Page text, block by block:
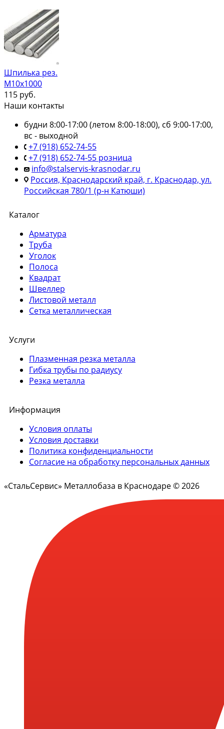
Шпилька рез.
М10х1000
115 руб.
Наши контакты
будни 8:00-17:00 (летом 8:00-18:00), сб 9:00-17:00,
вс - выходной
+7 (918) 652-74-55
+7 (918) 652-74-55 розница
info@stalservis-krasnodar.ru
Россия, Краснодарский край, г. Краснодар, ул.
Российская 780/1 (р-н Катюши)
Каталог
Арматура
Труба
Уголок
Полоса
Квадрат
Швеллер
Листовой металл
Сетка металлическая
Услуги
Плазменная резка металла
Гибка трубы по радиусу
Резка металла
Информация
Условия оплаты
Условия доставки
Политика конфиденциальности
Согласие на обработку персональных данных
«СтальСервис» Металлобаза в Краснодаре © 2026